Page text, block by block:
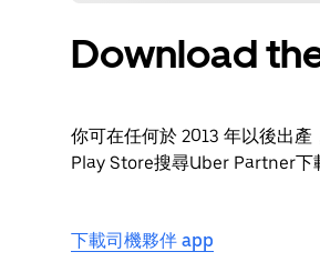
Download
你可在任何於 2013 年以後出
Play Store搜尋Uber Partner下
下載司機夥伴 app